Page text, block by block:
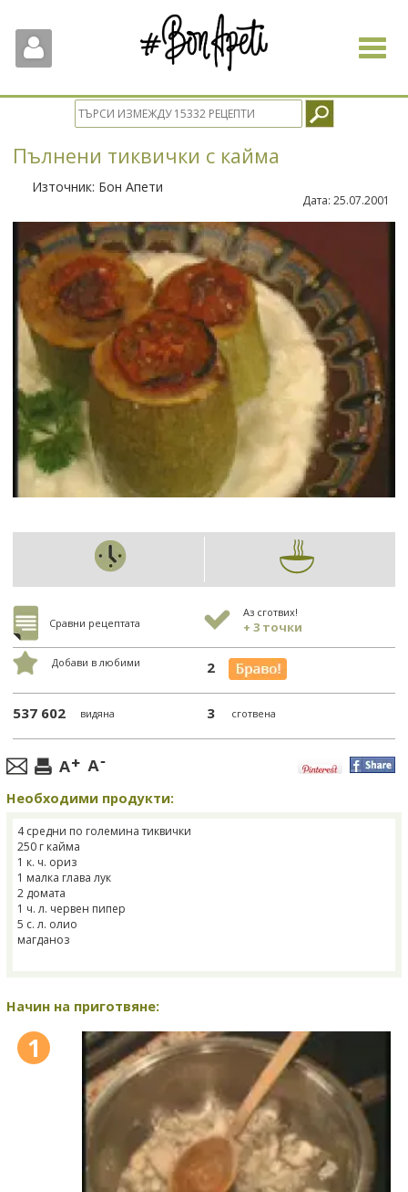
Toggle
Пълнени тиквички с кайма
Източник: Бон Апети
Дата: 25.07.2001
Сравни рецептата
Аз сготвих!
+ 3 точки
Добави в любими 2
537 602 видяна 3 сготвена
Необходими продукти:
4 средни по големина тиквички
250 г кайма
1 к. ч. ориз
1 малка глава лук
2 домата
1 ч. л. червен пипер
5 с. л. олио
магданоз
Начин на приготвяне:
1